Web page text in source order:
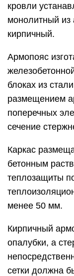
кровли
монолитный из
кирпичный.
Армопояс
блоках из
размещением
поперечных
сечение
Каркас
бетонным
теплозащиты
менее 50 мм.
Кирпичный
опалубки, а
сетки должна